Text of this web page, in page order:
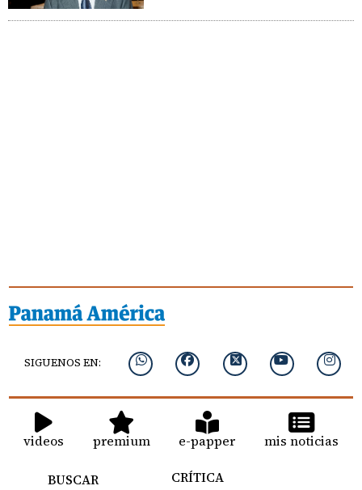
SIGUENOS EN:
videos premium e-papper mis noticias
BUSCAR
CRÍTICA